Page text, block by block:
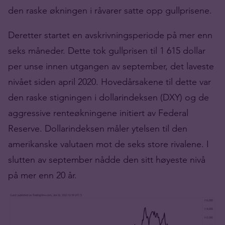
den raske økningen i råvarer satte opp gullprisene.
Deretter startet en avskrivningsperiode på mer enn
seks måneder. Dette tok gullprisen til 1 615 dollar
per unse innen utgangen av september, det laveste
nivået siden april 2020. Hovedårsakene til dette var
den raske stigningen i dollarindeksen (DXY) og de
aggressive renteøkningene initiert av Federal
Reserve. Dollarindeksen måler ytelsen til den
amerikanske valutaen mot de seks store rivalene. I
slutten av september nådde den sitt høyeste nivå
på mer enn 20 år.